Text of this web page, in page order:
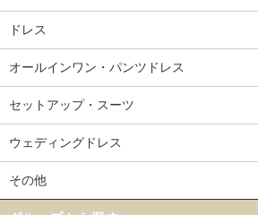
ドレス
オールインワン・パンツドレス
セットアップ・スーツ
ウェディングドレス
その他